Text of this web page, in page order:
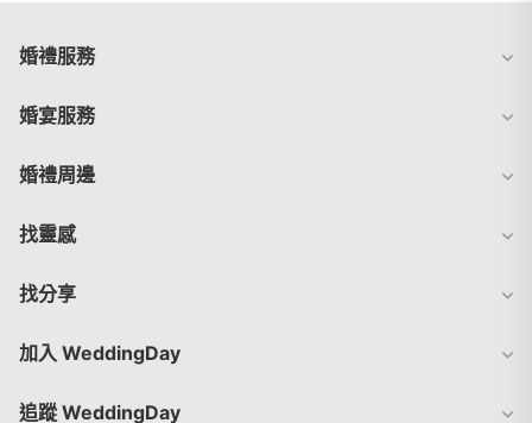
婚禮服務
婚宴服務
婚禮周邊
找靈感
找分享
加入 WeddingDay
追蹤 WeddingDay